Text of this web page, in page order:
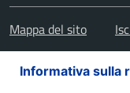
Mappa del sito
Informativa sulla